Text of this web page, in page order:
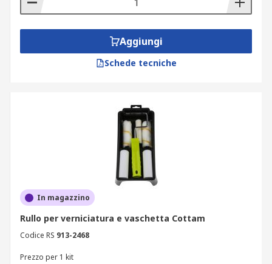
Aggiungi
Schede tecniche
In magazzino
Rullo per verniciatura e vaschetta Cottam
Codice RS 913-2468
Prezzo per 1 kit